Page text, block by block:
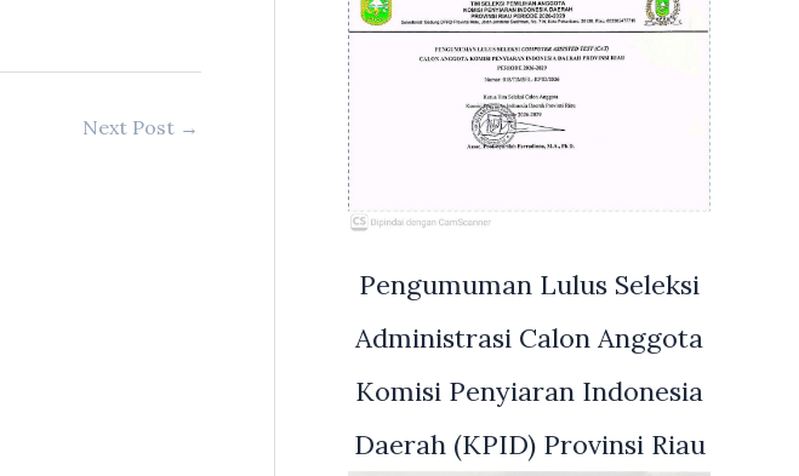
Next Post →
Pengumuman Lulus Seleksi
Administrasi Calon Anggota
Komisi Penyiaran Indonesia
Daerah (KPID) Provinsi Riau